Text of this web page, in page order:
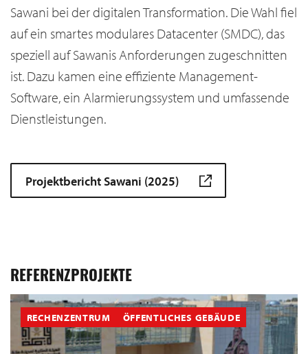
Sawani bei der digitalen Transformation. Die Wahl fiel
auf ein smartes modulares Datacenter (SMDC), das
speziell auf Sawanis Anforderungen zugeschnitten
ist. Dazu kamen eine effiziente Management-
Software, ein Alarmierungssystem und umfassende
Dienstleistungen.
Projektbericht Sawani (2025)
REFERENZPROJEKTE
RECHENZENTRUM ÖFFENTLICHES GEBÄUDE